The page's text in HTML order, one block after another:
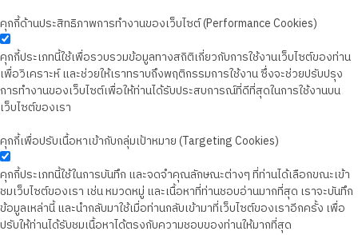
คุกกี้ด้านประสิทธิภาพการทำงานของเว็บไซต์ (Performance Cookies)
คุกกี้ประเภทนี้ใช้เพื่อรวบรวมข้อมูลทางสถิติเกี่ยวกับการใช้งานเว็บไซต์ของท่าน
เพื่อวิเคราะห์ และช่วยให้เราทราบถึงพฤติกรรมการใช้งาน ซึ่งจะช่วยปรับปรุง
การทำงานของเว็บไซต์เพื่อให้ท่านได้รับประสบการณ์ที่ดีที่สุดในการใช้งานบน
เว็บไซต์ของเรา
คุกกี้เพื่อปรับเนื้อหาเข้ากับกลุ่มเป้าหมาย (Targeting Cookies)
คุกกี้ประเภทนี้ใช้ในการบันทึก และจดจำคุณลักษณะต่างๆ ที่ท่านได้เลือกขณะเข้า
ชมเว็บไซต์ของเรา เช่น หมวดหมู่ และเนื้อหาที่ท่านชอบอ่านมากที่สุด เราจะบันทึก
ข้อมูลเหล่านี้ และนำกลับมาใช้เมื่อท่านกลับเข้ามาที่เว็บไซต์ของเราอีกครั้ง เพื่อ
ปรับให้ท่านได้รับชมเนื้อหาได้ตรงกับความชอบของท่านให้มากที่สุด